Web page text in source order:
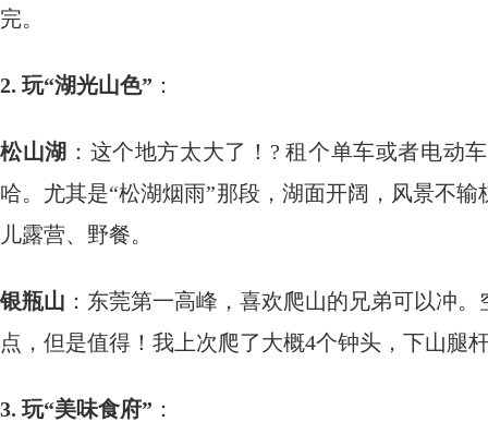
完。
2. 玩“湖光山色” ：
松山湖 ：这个地方太大了！?️ 租个单车或者电动
哈。尤其是“松湖烟雨”那段，湖面开阔，风景不输
儿露营、野餐。
银瓶山 ：东莞第一高峰，喜欢爬山的兄弟可以冲
点，但是值得！我上次爬了大概4个钟头，下山腿
3. 玩“美味食府” ：